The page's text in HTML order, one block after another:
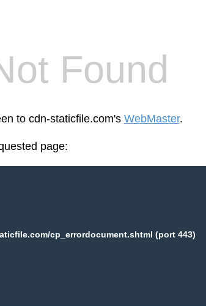
Found
to cdn-staticfile.com's WebMaster.
page:
cp_errordocument.shtml (port 443)